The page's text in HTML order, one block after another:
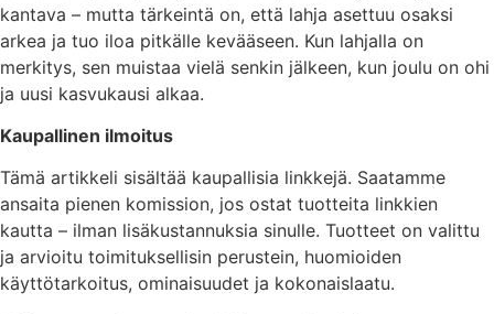
kantava – mutta tärkeintä on, että lahja asettuu osaksi
arkea ja tuo iloa pitkälle kevääseen. Kun lahjalla on
merkitys, sen muistaa vielä senkin jälkeen, kun joulu on ohi
ja uusi kasvukausi alkaa.
Kaupallinen ilmoitus
Tämä artikkeli sisältää kaupallisia linkkejä. Saatamme
ansaita pienen komission, jos ostat tuotteita linkkien
kautta – ilman lisäkustannuksia sinulle. Tuotteet on valittu
ja arvioitu toimituksellisin perustein, huomioiden
käyttötarkoitus, ominaisuudet ja kokonaislaatu.